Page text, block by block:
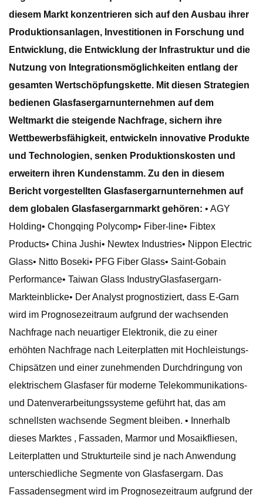
diesem Markt konzentrieren sich auf den Ausbau ihrer
Produktionsanlagen, Investitionen in Forschung und
Entwicklung, die Entwicklung der Infrastruktur und die
Nutzung von Integrationsmöglichkeiten entlang der
gesamten Wertschöpfungskette. Mit diesen Strategien
bedienen Glasfasergarnunternehmen auf dem
Weltmarkt die steigende Nachfrage, sichern ihre
Wettbewerbsfähigkeit, entwickeln innovative Produkte
und Technologien, senken Produktionskosten und
erweitern ihren Kundenstamm. Zu den in diesem
Bericht vorgestellten Glasfasergarnunternehmen auf
dem globalen Glasfasergarnmarkt gehören: • AGY
Holding• Chongqing Polycomp• Fiber-line• Fibtex
Products• China Jushi• Newtex Industries• Nippon Electric
Glass• Nitto Boseki• PFG Fiber Glass• Saint-Gobain
Performance• Taiwan Glass IndustryGlasfasergarn-
Markteinblicke• Der Analyst prognostiziert, dass E-Garn
wird im Prognosezeitraum aufgrund der wachsenden
Nachfrage nach neuartiger Elektronik, die zu einer
erhöhten Nachfrage nach Leiterplatten mit Hochleistungs-
Chipsätzen und einer zunehmenden Durchdringung von
elektrischem Glasfaser für moderne Telekommunikations-
und Datenverarbeitungssysteme geführt hat, das am
schnellsten wachsende Segment bleiben. • Innerhalb
dieses Marktes , Fassaden, Marmor und Mosaikfliesen,
Leiterplatten und Strukturteile sind je nach Anwendung
unterschiedliche Segmente von Glasfasergarn. Das
Fassadensegment wird im Prognosezeitraum aufgrund der